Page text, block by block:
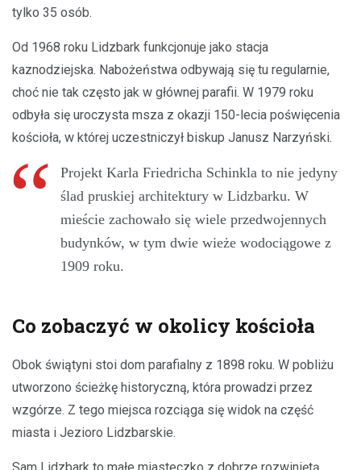
tylko 35 osób.
Od 1968 roku Lidzbark funkcjonuje jako stacja
kaznodziejska. Nabożeństwa odbywają się tu regularnie,
choć nie tak często jak w głównej parafii. W 1979 roku
odbyła się uroczysta msza z okazji 150-lecia poświęcenia
kościoła, w której uczestniczył biskup Janusz Narzyński.
Projekt Karla Friedricha Schinkla to nie jedyny
ślad pruskiej architektury w Lidzbarku. W
mieście zachowało się wiele przedwojennych
budynków, w tym dwie wieże wodociągowe z
1909 roku.
Co zobaczyć w okolicy kościoła
Obok świątyni stoi dom parafialny z 1898 roku. W pobliżu
utworzono ścieżkę historyczną, która prowadzi przez
wzgórze. Z tego miejsca rozciąga się widok na część
miasta i Jezioro Lidzbarskie.
Sam Lidzbark to małe miasteczko z dobrze rozwiniętą